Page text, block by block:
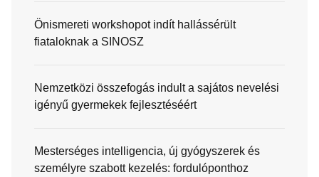
Önismereti workshopot indít hallássérült
fiataloknak a SINOSZ
Nemzetközi összefogás indult a sajátos nevelési
igényű gyermekek fejlesztéséért
Mesterséges intelligencia, új gyógyszerek és
személyre szabott kezelés: fordulóponthoz